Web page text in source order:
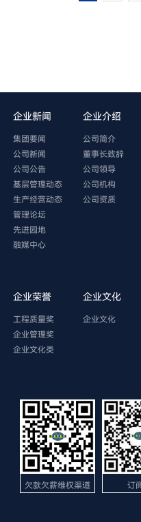
企业新闻
集团要闻
公司新闻
公司公告
基层管理动态
生产经营动态
管理论坛
先进园地
融媒中心
企业介绍
公司简介
董事长致辞
公司领导
公司机构
公司资质
企业荣誉
工程质量奖
企业管理奖
企业文化类
企业文化
企业文化
欠款欠薪维权渠道
订